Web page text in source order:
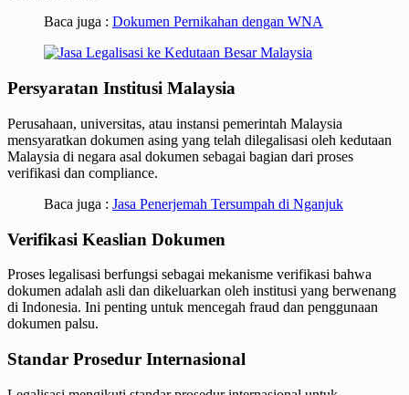
Baca juga : Dokumen Pernikahan dengan WNA
Persyaratan Institusi Malaysia
Perusahaan, universitas, atau instansi pemerintah Malaysia
mensyaratkan dokumen asing yang telah dilegalisasi oleh kedutaan
Malaysia di negara asal dokumen sebagai bagian dari proses
verifikasi dan compliance.
Baca juga : Jasa Penerjemah Tersumpah di Nganjuk
Verifikasi Keaslian Dokumen
Proses legalisasi berfungsi sebagai mekanisme verifikasi bahwa
dokumen adalah asli dan dikeluarkan oleh institusi yang berwenang
di Indonesia. Ini penting untuk mencegah fraud dan penggunaan
dokumen palsu.
Standar Prosedur Internasional